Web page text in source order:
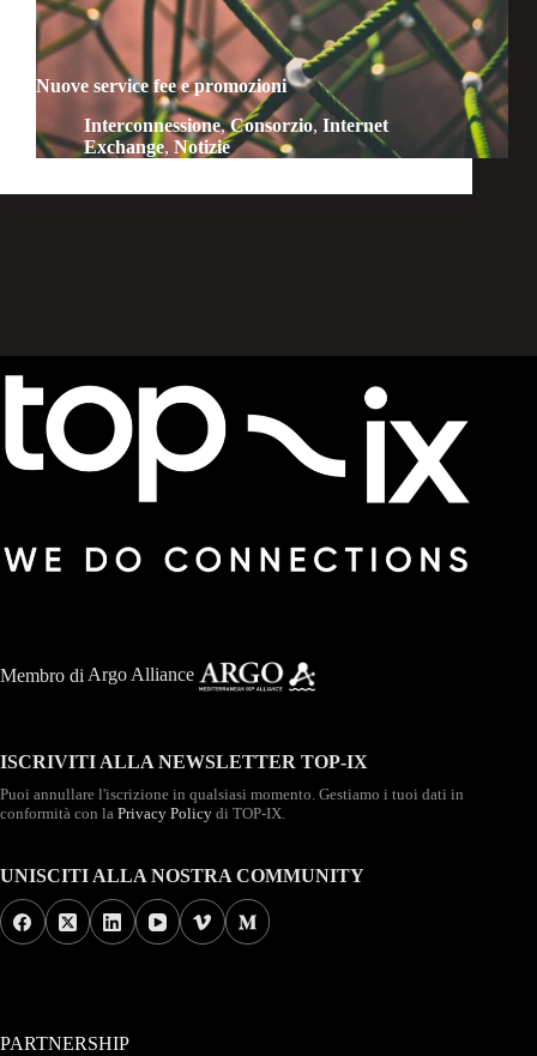
Nuove service fee e promozioni
Interconnessione,Consorzio, Internet
Exchange, Notizie
Membro di Argo Alliance
ISCRIVITI ALLA NEWSLETTER TOP-IX
Puoi annullare l'iscrizione in qualsiasi momento. Gestiamo i tuoi dati in
conformità con la Privacy Policy di TOP-IX.
UNISCITI ALLA NOSTRA COMMUNITY
PARTNERSHIP